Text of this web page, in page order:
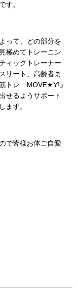
す。
って、どの部分を
極めてトレーニン
ィックトレーナー
リート、高齢者ま
トレ MOVE★Y!』
せるようサポート
ます。
で皆様お体ご自愛